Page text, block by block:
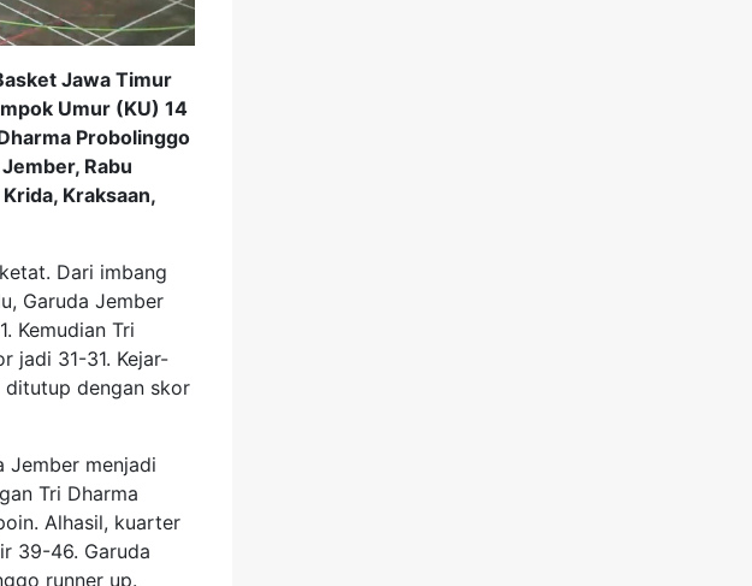
Jawa Timur
Umur (KU) 14
Probolinggo
Rabu
Kraksaan,
Dari imbang
Garuda Jember
Kemudian Tri
jadi 31-31. Kejar-
dengan skor
Jember menjadi
Tri Dharma
Alhasil, kuarter
39-46. Garuda
runner up.